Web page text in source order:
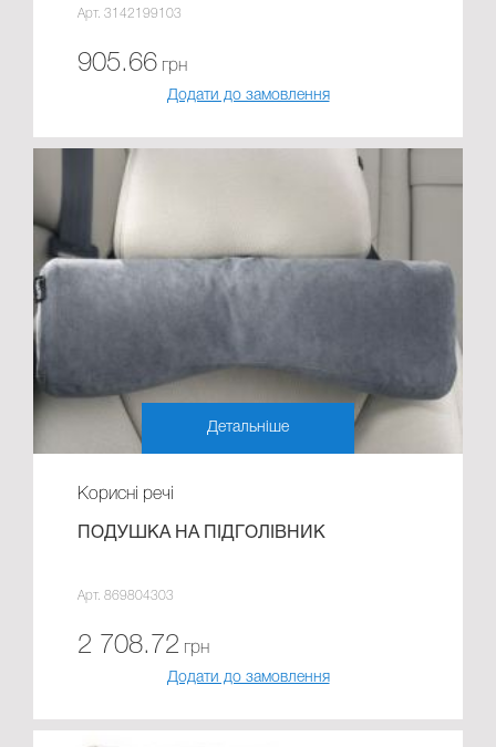
Арт. 3142199103
905.66 грн
Додати до замовлення
Детальніше
Корисні речі
ПОДУШКА НА ПІДГОЛІВНИК
Арт. 869804303
2 708.72 грн
Додати до замовлення